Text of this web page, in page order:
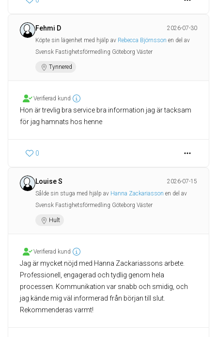
Fehmi D
2026-07-30
Köpte sin lägenhet med hjälp av Rebecca Björnsson en del av
Svensk Fastighetsförmedling Göteborg Väster
Tynnered
Verifierad kund
Hon är trevlig bra service bra information jag är tacksam
för jag hamnats hos henne
0
Louise S
2026-07-15
Sålde sin stuga med hjälp av Hanna Zackariasson en del av
Svensk Fastighetsförmedling Göteborg Väster
Hult
Verifierad kund
Jag är mycket nöjd med Hanna Zackariassons arbete.
Professionell, engagerad och tydlig genom hela
processen. Kommunikation var snabb och smidig, och
jag kände mig väl informerad från början till slut.
Rekommenderas varmt!